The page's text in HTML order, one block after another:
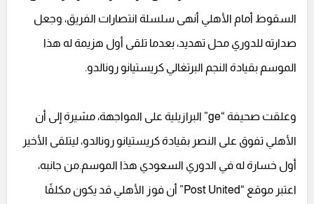
السقوط أمام الأهلي أنهى سلسلة انتصارات الفريق، وجعل
صدارته للدوري محل تهديد، بعدما تلقى أول هزيمة له هذا
الموسم بقيادة النجم البرتغالي كريستيانو رونالدو.
وعلقت صحيفة “ge” البرازيلية على المواجهة، مشيرة إلى أن
الأهلي تفوق على النصر بقيادة كريستيانو رونالدو، ليتلقى الأخير
أول خسارة له في الدوري السعودي هذا الموسم.من جانبه،
اعتبر موقع “Post United” أن فوز الأهلي قد يكون مكلفًا